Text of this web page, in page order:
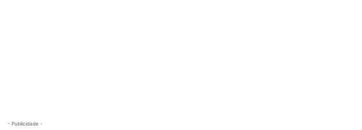
- Publicidade -